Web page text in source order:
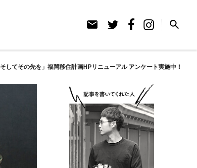
email search
てその先を」福岡移住計画HPリニューアル アンケート実施中！